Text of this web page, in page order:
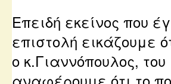
Eπειδή εκείνος που
επιστολή εικάζουμε
ο κ.Γιαννόπουλος, του